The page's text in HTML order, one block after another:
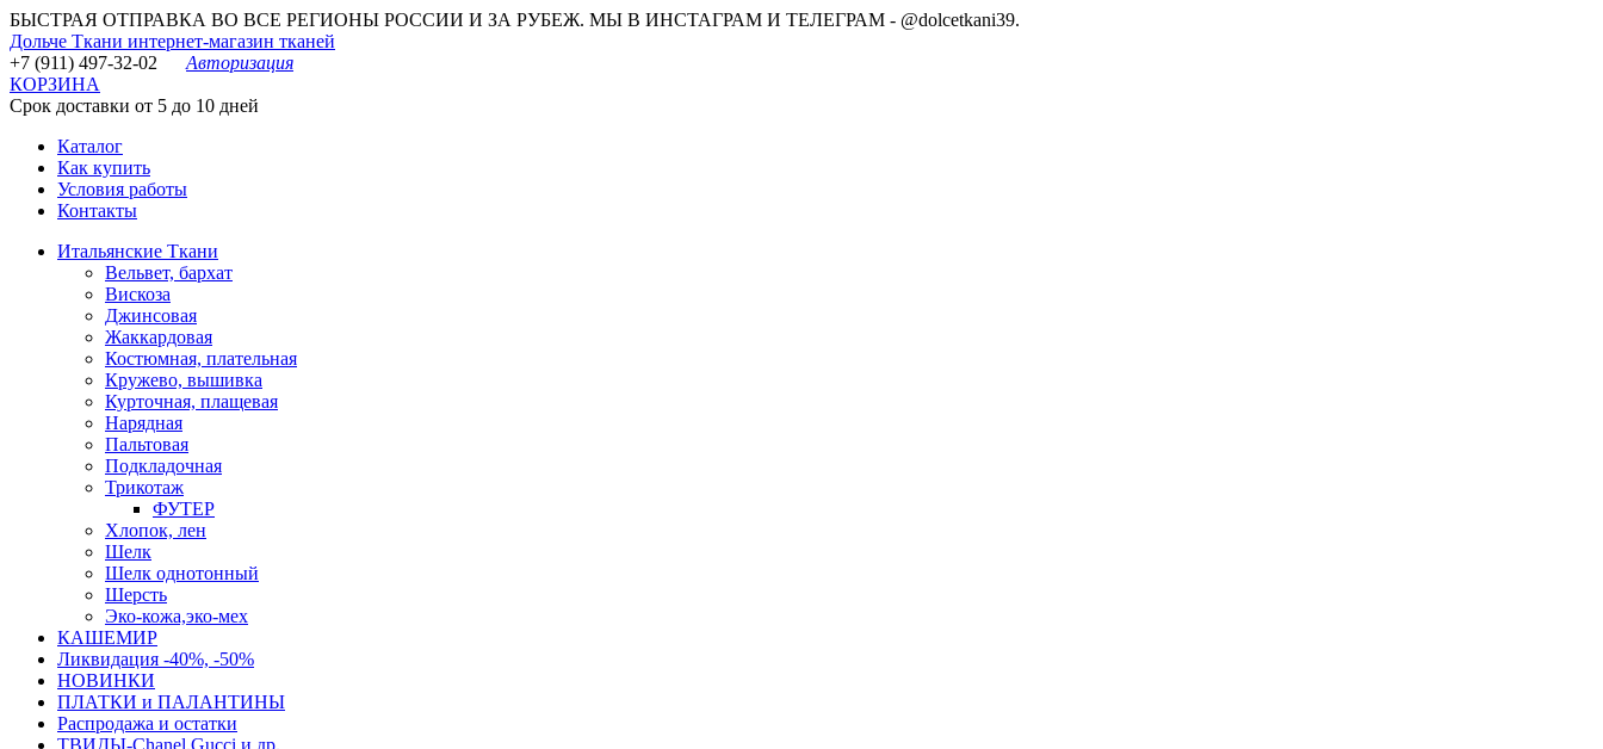
БЫСТРАЯ ОТПРАВКА ВО ВСЕ РЕГИОНЫ РОССИИ И ЗА РУБЕЖ. МЫ В ИНСТАГРАМ И ТЕЛЕГРАМ - @dolcetkani39.
Дольче Ткани интернет-магазин тканей
+7 (911) 497-32-02
Авторизация
КОРЗИНА
Срок доставки от 5 до 10 дней
Каталог
Как купить
Условия работы
Контакты
Итальянские Ткани
Вельвет, бархат
Вискоза
Джинсовая
Жаккардовая
Костюмная, плательная
Кружево, вышивка
Курточная, плащевая
Нарядная
Пальтовая
Подкладочная
Трикотаж
ФУТЕР
Хлопок, лен
Шелк
Шелк однотонный
Шерсть
Эко-кожа,эко-мех
КАШЕМИР
Ликвидация -40%, -50%
НОВИНКИ
ПЛАТКИ и ПАЛАНТИНЫ
Распродажа и остатки
ТВИДЫ-Сhanel,Gucci и др.